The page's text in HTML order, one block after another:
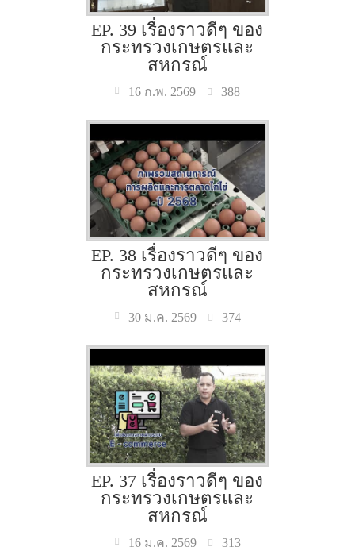
EP. 39 เรื่องราวดีๆ ของ
กระทรวงเกษตรและ
สหกรณ์
16 ก.พ. 2569 388
EP. 38 เรื่องราวดีๆ ของ
กระทรวงเกษตรและ
สหกรณ์
30 ม.ค. 2569 374
EP. 37 เรื่องราวดีๆ ของ
กระทรวงเกษตรและ
สหกรณ์
16 ม.ค. 2569 313